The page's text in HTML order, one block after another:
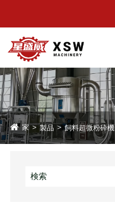
家 製品 飼料超微粉砕機